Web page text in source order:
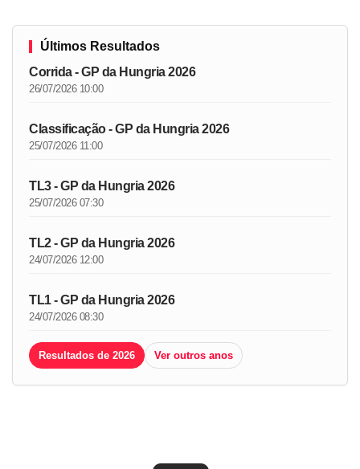
Últimos Resultados
Corrida - GP da Hungria 2026
26/07/2026 10:00
Classificação - GP da Hungria 2026
25/07/2026 11:00
TL3 - GP da Hungria 2026
25/07/2026 07:30
TL2 - GP da Hungria 2026
24/07/2026 12:00
TL1 - GP da Hungria 2026
24/07/2026 08:30
Resultados de 2026 Ver outros anos